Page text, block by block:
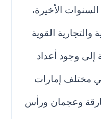
الأخيرة،
القوية
إلى وجود أعداد
في مختلف إمارات
وعجمان ورأس